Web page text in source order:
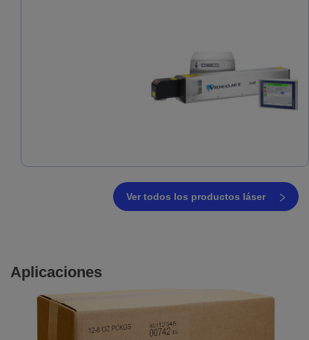
Ver todos los productos láser
Aplicaciones